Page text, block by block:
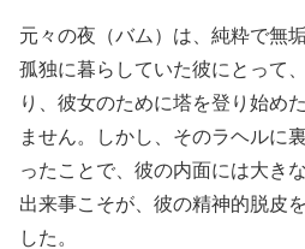
元々の夜（バム）は、純粋で無
孤独に暮らしていた彼にとって
り、彼女のために塔を登り始め
ません。しかし、そのラヘルに
ったことで、彼の内面には大き
出来事こそが、彼の精神的脱皮
した。